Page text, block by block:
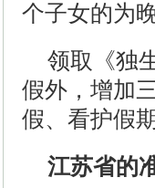
个子女的为晚
领取《独
假外，增加
假、看护假
江苏省的